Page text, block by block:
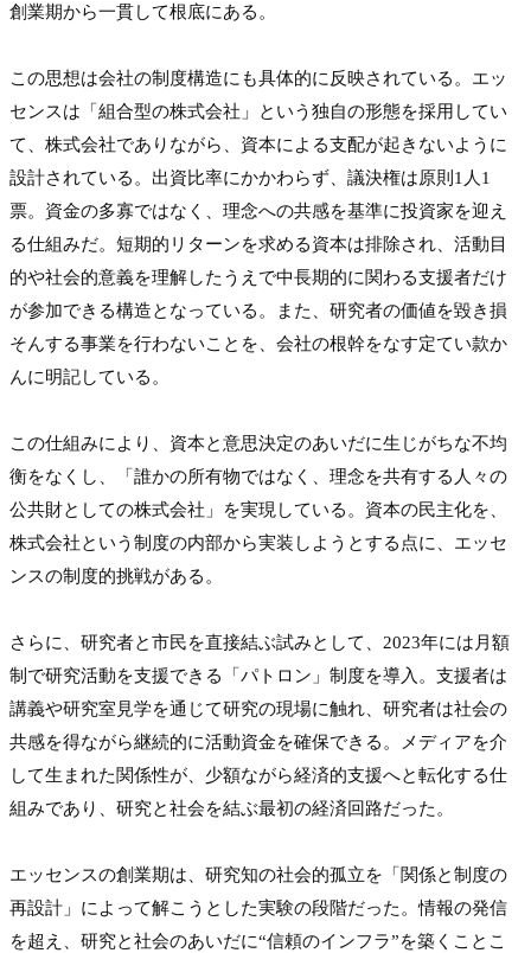
創業期から一貫して根底にある。
この思想は会社の制度構造にも具体的に反映されている。エッ
センスは「組合型の株式会社」という独自の形態を採用してい
て、株式会社でありながら、資本による支配が起きないように
設計されている。出資比率にかかわらず、議決権は原則1人1
票。資金の多寡ではなく、理念への共感を基準に投資家を迎え
る仕組みだ。短期的リターンを求める資本は排除され、活動目
的や社会的意義を理解したうえで中長期的に関わる支援者だけ
が参加できる構造となっている。また、研究者の価値を毀き損
そんする事業を行わないことを、会社の根幹をなす定てい款か
んに明記している。
この仕組みにより、資本と意思決定のあいだに生じがちな不均
衡をなくし、「誰かの所有物ではなく、理念を共有する人々の
公共財としての株式会社」を実現している。資本の民主化を、
株式会社という制度の内部から実装しようとする点に、エッセ
ンスの制度的挑戦がある。
さらに、研究者と市民を直接結ぶ試みとして、2023年には月額
制で研究活動を支援できる「パトロン」制度を導入。支援者は
講義や研究室見学を通じて研究の現場に触れ、研究者は社会の
共感を得ながら継続的に活動資金を確保できる。メディアを介
して生まれた関係性が、少額ながら経済的支援へと転化する仕
組みであり、研究と社会を結ぶ最初の経済回路だった。
エッセンスの創業期は、研究知の社会的孤立を「関係と制度の
再設計」によって解こうとした実験の段階だった。情報の発信
を超え、研究と社会のあいだに“信頼のインフラ”を築くことこ